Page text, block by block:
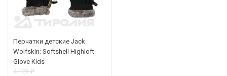
Перчатки детские Jack
Wolfskin: Softshell Highloft
Glove Kids
4 128 ₽